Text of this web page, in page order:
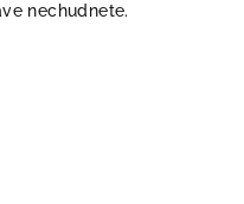
nechudnete.